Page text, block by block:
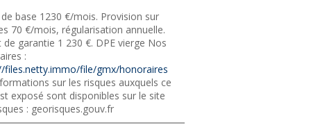
base 1230 €/mois. Provision sur
70 €/mois, régularisation annuelle.
garantie 1 230 €. DPE vierge Nos
:
files.netty.immo/file/gmx/honoraires
sur les risques auxquels ce
exposé sont disponibles sur le site
: georisques.gouv.fr